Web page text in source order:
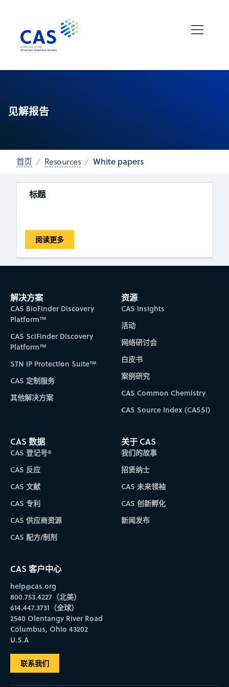
见解报告
首页 Resources White papers
标题
阅读更多
解决方案
CAS BioFinder Discovery
Platform™
CAS SciFinder Discovery
Platform™
STN IP Protection Suite™
CAS 定制服务
其他解决方案
资源
CAS Insights
活动
网络研讨会
白皮书
案例研究
CAS Common Chemistry
CAS Source Index (CASSI)
CAS 数据
CAS 登记号®
CAS 反应
CAS 文献
CAS 专利
CAS 供应商资源
CAS 配方/制剂
关于 CAS
我们的故事
招贤纳士
CAS 未来领袖
CAS 创新孵化
新闻发布
CAS 客户中心
help@cas.org
800.753.4227（北美）
614.447.3731（全球）
2540 Olentangy River Road
Columbus, Ohio 43202
U.S.A
联系我们